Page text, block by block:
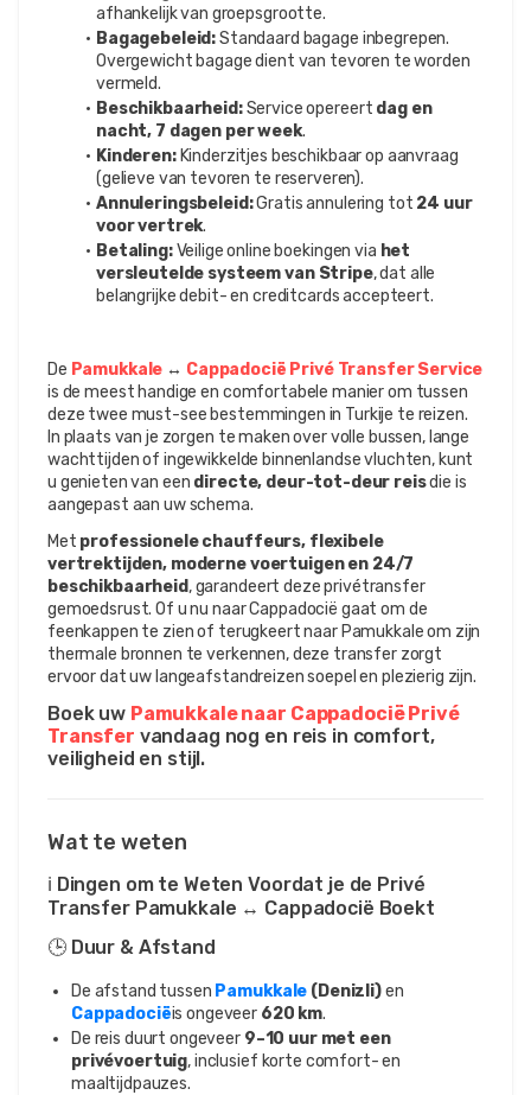
afhankelijk van groepsgrootte.
Bagagebeleid: Standaard bagage inbegrepen.
Overgewicht bagage dient van tevoren te worden
vermeld.
Beschikbaarheid: Service opereert dag en
nacht, 7 dagen per week.
Kinderen: Kinderzitjes beschikbaar op aanvraag
(gelieve van tevoren te reserveren).
Annuleringsbeleid: Gratis annulering tot 24 uur
voor vertrek.
Betaling: Veilige online boekingen via het
versleutelde systeem van Stripe, dat alle
belangrijke debit- en creditcards accepteert.
De Pamukkale ↔ Cappadocië Privé Transfer Service
is de meest handige en comfortabele manier om tussen
deze twee must-see bestemmingen in Turkije te reizen.
In plaats van je zorgen te maken over volle bussen, lange
wachttijden of ingewikkelde binnenlandse vluchten, kunt
u genieten van een directe, deur-tot-deur reis die is
aangepast aan uw schema.
Met professionele chauffeurs, flexibele
vertrektijden, moderne voertuigen en 24/7
beschikbaarheid, garandeert deze privétransfer
gemoedsrust. Of u nu naar Cappadocië gaat om de
feenkappen te zien of terugkeert naar Pamukkale om zijn
thermale bronnen te verkennen, deze transfer zorgt
ervoor dat uw langeafstandreizen soepel en plezierig zijn.
Boek uw Pamukkale naar Cappadocië Privé
Transfer vandaag nog en reis in comfort,
veiligheid en stijl.
Wat te weten
ℹ️ Dingen om te Weten Voordat je de Privé
Transfer Pamukkale ↔ Cappadocië Boekt
🕒 Duur & Afstand
De afstand tussen Pamukkale (Denizli)en
Cappadociëis ongeveer 620 km.
De reis duurt ongeveer 9–10 uur met een
privévoertuig, inclusief korte comfort- en
maaltijdpauzes.